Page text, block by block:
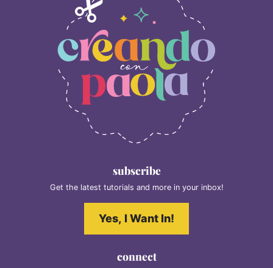
subscribe
Get the latest tutorials and more in your inbox!
Yes, I Want In!
connect